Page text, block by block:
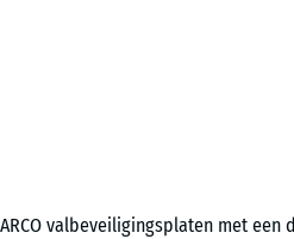
valbeveiligingsplaten met een